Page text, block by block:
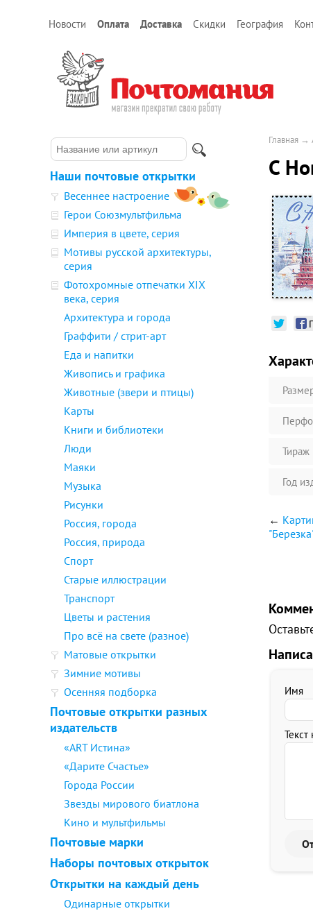
Новости Оплата Доставка Скидки География
Наши почтовые открытки
Весеннее настроение
Герои Союзмультфильма
Империя в цвете, серия
Мотивы русской архитектуры,
серия
Фотохромные отпечатки XIX
века, серия
Архитектура и города
Граффити / стрит-арт
Еда и напитки
Живопись и графика
Животные (звери и птицы)
Карты
Книги и библиотеки
Люди
Маяки
Музыка
Рисунки
Россия, города
Россия, природа
Спорт
Старые иллюстрации
Транспорт
Цветы и растения
Про всё на свете (разное)
Матовые открытки
Зимние мотивы
Осенняя подборка
Почтовые открытки разных
издательств
«ART Истина»
«Дарите Счастье»
Города России
Звезды мирового биатлона
Кино и мультфильмы
Почтовые марки
Наборы почтовых открыток
Открытки на каждый день
Одинарные открытки
Главная →
С
Тираж
Год
←
Имя